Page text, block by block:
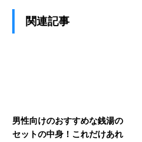
関連記事
男性向けのおすすめな銭湯の
セットの中身！これだけあれ